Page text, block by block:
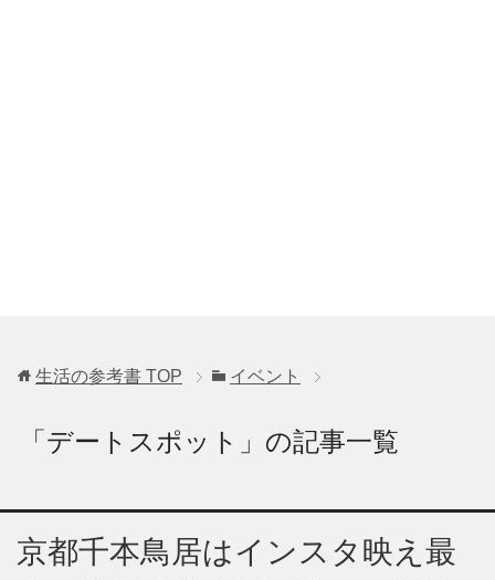
生活の参考書 TOP イベント
「デートスポット」の記事一覧
京都千本鳥居はインスタ映え最